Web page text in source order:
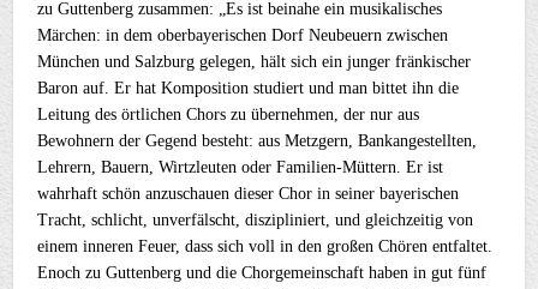
zu Guttenberg zusammen: „Es ist beinahe ein musikalisches
Märchen: in dem oberbayerischen Dorf Neubeuern zwischen
München und Salzburg gelegen, hält sich ein junger fränkischer
Baron auf. Er hat Komposition studiert und man bittet ihn die
Leitung des örtlichen Chors zu übernehmen, der nur aus
Bewohnern der Gegend besteht: aus Metzgern, Bankangestellten,
Lehrern, Bauern, Wirtzleuten oder Familien-Müttern. Er ist
wahrhaft schön anzuschauen dieser Chor in seiner bayerischen
Tracht, schlicht, unverfälscht, diszipliniert, und gleichzeitig von
einem inneren Feuer, dass sich voll in den großen Chören entfaltet.
Enoch zu Guttenberg und die Chorgemeinschaft haben in gut fünf